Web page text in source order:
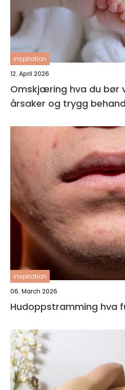
inspiration
12. April 2026
Omskjæring hva du bør vite om inngrepet,
årsaker og trygg
inspiration
06. March 2026